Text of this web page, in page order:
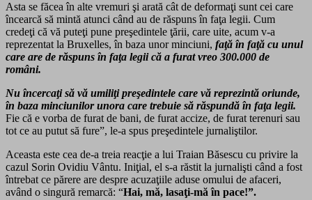
Asta se făcea în alte vremuri şi arată cât de deformaţi sunt cei care
încearcă să mintă atunci când au de răspuns în faţa legii. Cum
credeţi că vă puteţi pune preşedintele ţării, care uite, acum v-a
reprezentat la Bruxelles, în baza unor minciuni, faţă în faţă cu unul
care are de răspuns în faţa legii că a furat vreo 300.000 de
români.
Nu încercaţi să vă umiliţi preşedintele care vă reprezintă oriunde,
în baza minciunilor unora care trebuie să răspundă în faţa legii.
Fie că e vorba de furat de bani, de furat accize, de furat terenuri sau
tot ce au putut să fure”, le-a spus preşedintele jurnaliştilor.
Aceasta este cea de-a treia reacţie a lui Traian Băsescu cu privire la
cazul Sorin Ovidiu Vântu. Iniţial, el s-a răstit la jurnalişti când a fost
întrebat ce părere are despre acuzaţiile aduse omului de afaceri,
având o singură remarcă: “Hai, mă, lasaţi-mă în pace!”.